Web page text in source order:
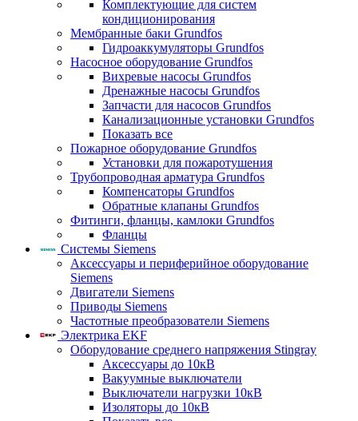
Комплектующие для систем
кондиционирования
Мембранные баки Grundfos
Гидроаккумуляторы Grundfos
Насосное оборудование Grundfos
Вихревые насосы Grundfos
Дренажные насосы Grundfos
Запчасти для насосов Grundfos
Канализационные установки Grundfos
Показать все
Пожарное оборудование Grundfos
Установки для пожаротушения
Трубопроводная арматура Grundfos
Компенсаторы Grundfos
Обратные клапаны Grundfos
Фитинги, фланцы, камлоки Grundfos
Фланцы
Системы Siemens
Аксессуары и периферийное оборудование
Siemens
Двигатели Siemens
Приводы Siemens
Частотные преобразователи Siemens
Электрика EKF
Оборудование среднего напряжения Stingray
Аксессуары до 10кВ
Вакуумные выключатели
Выключатели нагрузки 10кВ
Изоляторы до 10кВ